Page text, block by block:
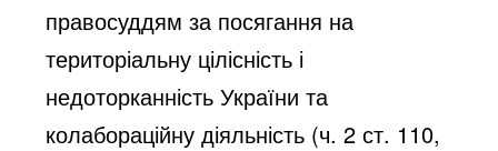
правосуддям за посягання на
територіальну цілісність і
недоторканність України та
колабораційну діяльність (ч. 2 ст. 110,